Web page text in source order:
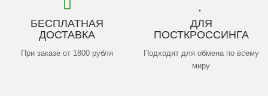
БЕСПЛАТНАЯ
ДОСТАВКА
При заказе от 1800 рубля
ДЛЯ
ПОСТКРОССИНГА
Подходят для обмена по всему
миру